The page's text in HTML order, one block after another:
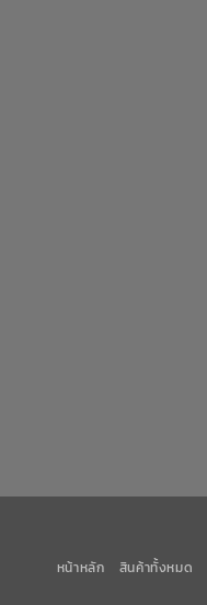
หน้าหลัก สินค้าทั้งหมด